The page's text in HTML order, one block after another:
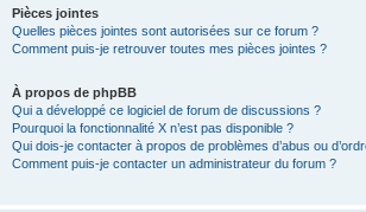
Pièces jointes
Quelles pièces jointes sont autorisées sur ce forum ?
Comment puis-je retrouver toutes mes pièces jointes ?
À propos de phpBB
Qui a développé ce logiciel de forum de discussions ?
Pourquoi la fonctionnalité X n’est pas disponible ?
Qui dois-je contacter à propos de problèmes d’abus ou
Comment puis-je contacter un administrateur du forum ?